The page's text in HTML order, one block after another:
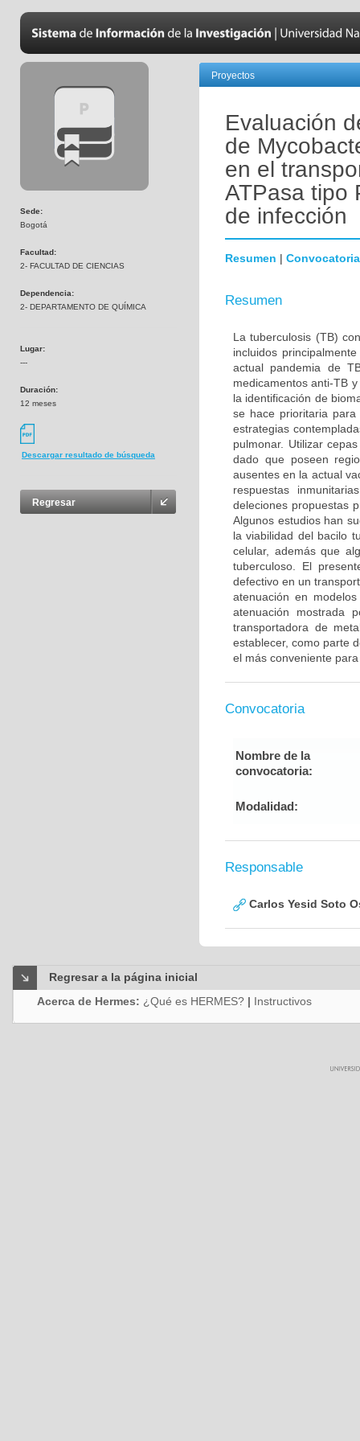
Sede:
Bogotá
Facultad:
2- FACULTAD DE CIENCIAS
Dependencia:
2- DEPARTAMENTO DE QUÍMICA
Lugar:
---
Duración:
12 meses
Descargar resultado de búsqueda
Regresar
Proyectos
Evaluación
de
en el
ATPasa tipo
de infección
Resumen | Convocatoria
Resumen
La tuberculosis (TB)
incluidos
actual pandemia de
medicamentos anti-TB
la identificación de
se hace prioritaria
estrategias
pulmonar. Utilizar
dado que poseen
ausentes en la actual
respuestas
deleciones propuestas
Algunos estudios han
la viabilidad del bacilo
celular, además que
tuberculoso. El
defectivo en un
atenuación en
atenuación mostrada
transportadora de
establecer, como parte
el más conveniente
Convocatoria
Nombre de la
convocatoria:
Modalidad:
Responsable
Carlos Yesid Soto
Regresar a la página inicial
Acerca de Hermes: ¿Qué es HERMES? | Instructivos